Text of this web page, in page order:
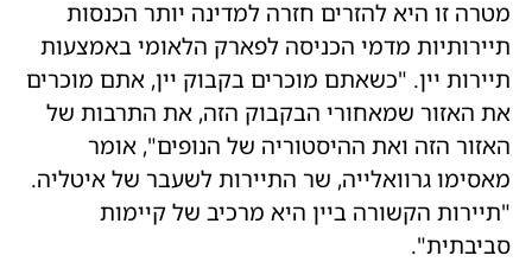
מטרה זו היא להזרים חזרה למדינה יותר הכנסות
תיירותיות מדמי הכניסה לפארק הלאומי באמצעות
תיירות יין. "כשאתם מוכרים בקבוק יין, אתם מוכרים
את האזור שמאחורי הבקבוק הזה, את התרבות של
האזור הזה ואת ההיסטוריה של הנופים", אומר
מאסימו גרוואלייה, שר התיירות לשעבר של איטליה.
"תיירות הקשורה ביין היא מרכיב של קיימות
סביבתית".